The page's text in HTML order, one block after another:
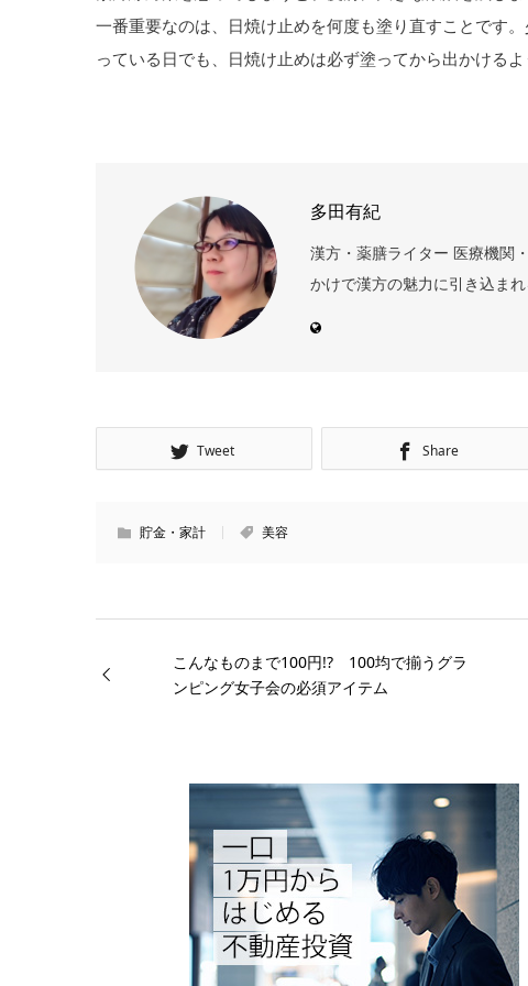
一番重要なのは、日焼け止めを何度も塗り直すことです
っている日でも、日焼け止めは必ず塗ってから出かけるよ
多田有紀
漢方・薬膳ライター 医療機関
かけで漢方の魅力に引き込ま
Tweet Share
貯金・家計 美容
こんなものまで100円!? 100均で揃うグラ
ンピング女子会の必須アイテム